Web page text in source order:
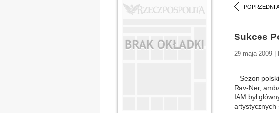
POPRZEDNI
Sukces
29 maja 2009 |
– Sezon
Rav-Ner,
IAM był
artystycznych